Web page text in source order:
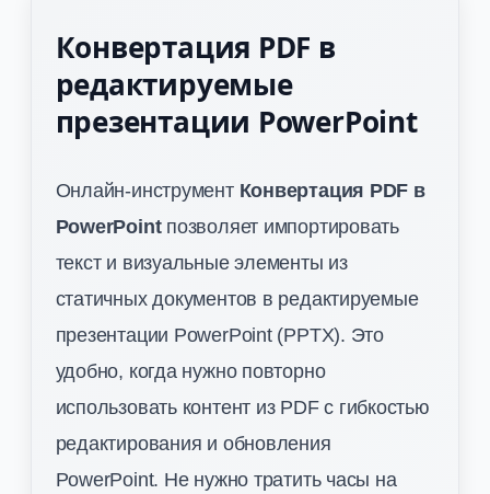
Конвертация PDF в
редактируемые
презентации PowerPoint
Онлайн-инструмент Конвертация PDF в
PowerPointпозволяет импортировать
текст и визуальные элементы из
статичных документов в редактируемые
презентации PowerPoint (PPTX). Это
удобно, когда нужно повторно
использовать контент из PDF с гибкостью
редактирования и обновления
PowerPoint. Не нужно тратить часы на